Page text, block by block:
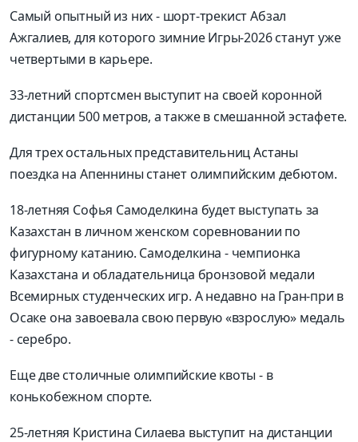
Самый опытный из них - шорт-трекист Абзал
Ажгалиев, для которого зимние Игры-2026 станут уже
четвертыми в карьере.
33-летний спортсмен выступит на своей коронной
дистанции 500 метров, а также в смешанной эстафете.
Для трех остальных представительниц Астаны
поездка на Апеннины станет олимпийским дебютом.
18-летняя Софья Самоделкина будет выступать за
Казахстан в личном женском соревновании по
фигурному катанию. Самоделкина - чемпионка
Казахстана и обладательница бронзовой медали
Всемирных студенческих игр. А недавно на Гран-при в
Осаке она завоевала свою первую «взрослую» медаль
- серебро.
Еще две столичные олимпийские квоты - в
конькобежном спорте.
25-летняя Кристина Силаева выступит на дистанции